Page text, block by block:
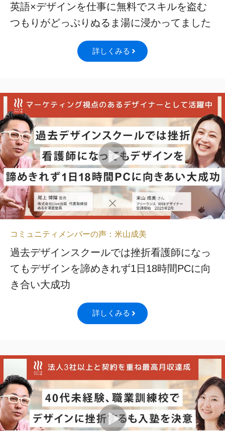
英語×デザインを仕事に無料でスキルを盗む
つもりがどっぷりぬるま湯に浸かってました
詳しくみる
コミュニティメンバーの声：米山成美
過去デザインスクールでは挫折看護師になっ
てもデザインを諦めきれず1日18時間PCに向
き合い大成功
詳しくみる